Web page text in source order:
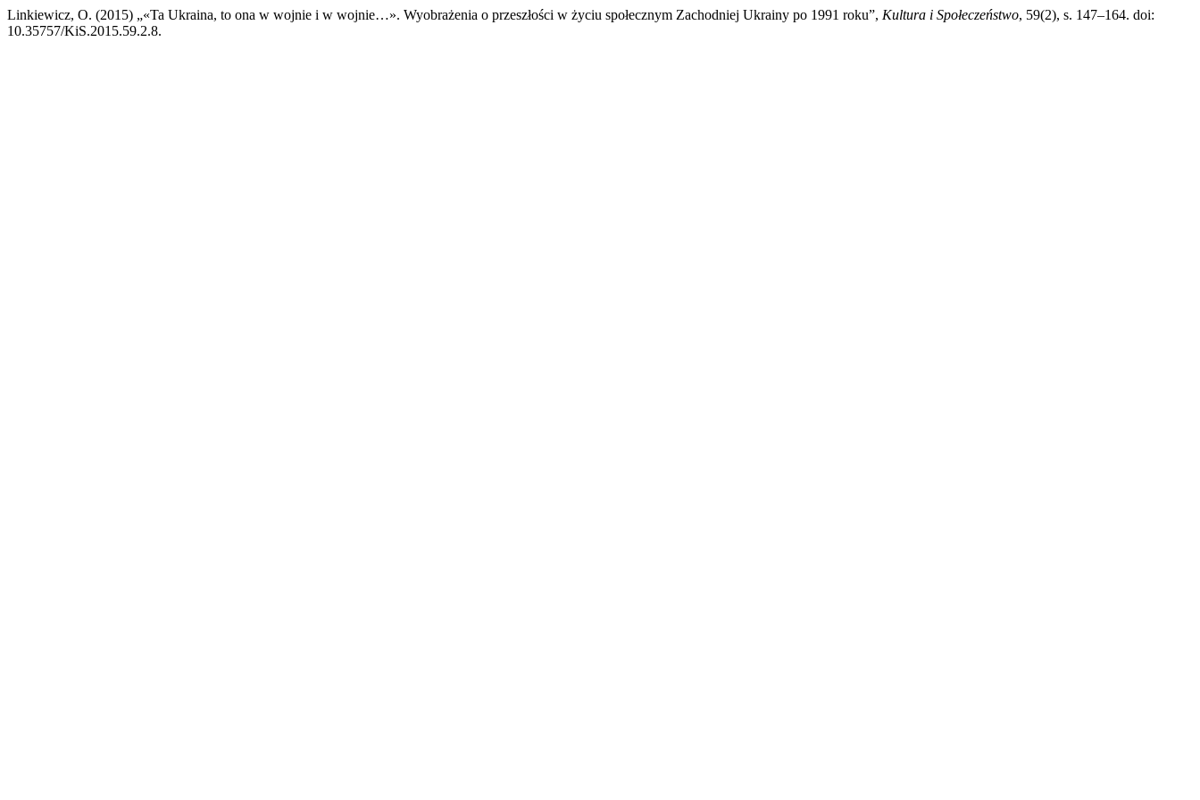
Linkiewicz, O. (2015) „«Ta Ukraina, to ona w wojnie i w wojnie…». Wyobrażenia o przeszłości w życiu społecznym Zachodniej Ukrainy po 1991 roku”, Kultura i Społeczeństwo, 59(2), s. 147–164. doi:
10.35757/KiS.2015.59.2.8.